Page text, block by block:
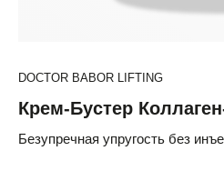
DOCTOR BABOR LIFTING
Крем-Бустер
Безупречная упругость без